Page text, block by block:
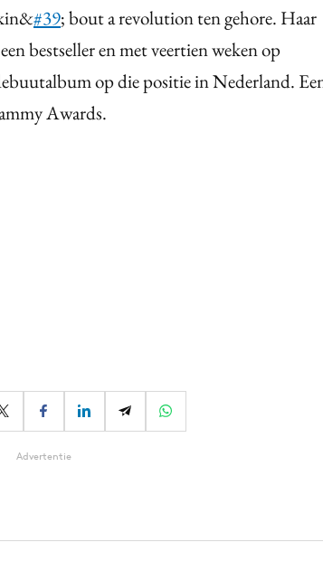
#39; bout a revolution ten gehore. Haar
bestseller en met veertien weken op
op die positie in Nederland.
Awards.
Advertentie